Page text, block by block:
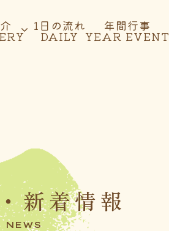
1日の流れ
DAILY
年間行事
YEAR EVENT
新着情報
NEWS